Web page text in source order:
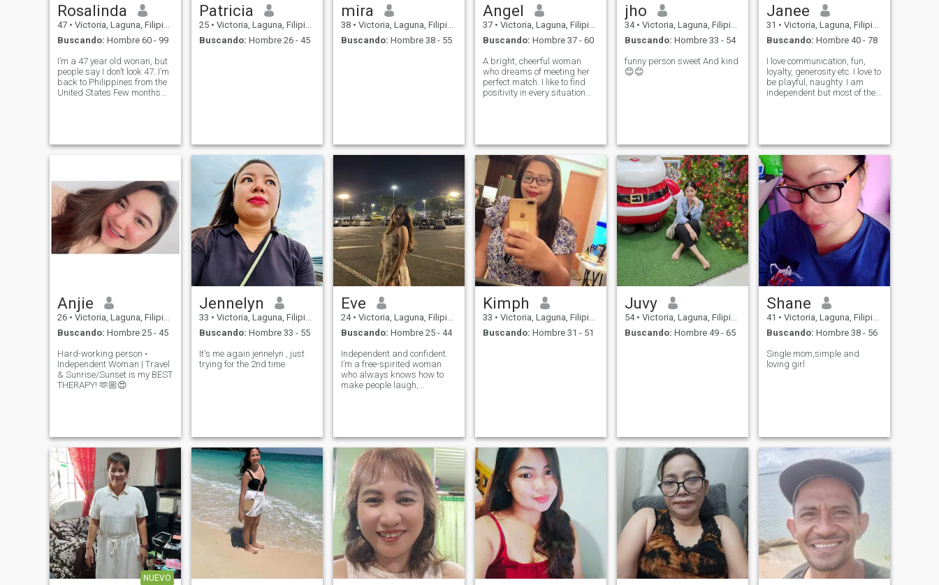
Rosalinda
47 • Victoria, Laguna, Filipinas
Buscando: Hombre 60 - 99
I’m a 47 year old wonan, but
people say I don’t look 47..I’m
back to Philippines from the
United States Few months
make you happy, sho
Patricia
25 • Victoria, Laguna, Filipinas
Buscando: Hombre 26 - 45
mira
38 • Victoria, Laguna, Filipinas
Buscando: Hombre 38 - 55
Angel
37 • Victoria, Laguna, Filipinas
Buscando: Hombre 37 - 60
A bright, cheerful woman
who dreams of meeting her
perfect match. I like to find
positivity in every situation
give my warmth and delight
hi
jho
34 • Victoria, Laguna, Filipinas
Buscando: Hombre 33 - 54
funny person sweet And kind
😊😊
Janee
31 • Victoria, Laguna, Filipinas
Buscando: Hombre 40 - 78
I love communication, fun,
loyalty, generosity etc. I love to
be playful, naughty. I am
independent but most of the
Anjie
26 • Victoria, Laguna, Filipinas
Buscando: Hombre 25 - 45
Hard-working person •
Independent Woman | Travel
& Sunrise/Sunset is my BEST
THERAPY! 🫶🏼😍
Jennelyn
33 • Victoria, Laguna, Filipinas
Buscando: Hombre 33 - 55
It's me again jennelyn , just
trying for the 2nd time
Eve
24 • Victoria, Laguna, Filipinas
Buscando: Hombre 25 - 44
Independent and confident.
I’m a free-spirited woman
who always knows how to
make people laugh,
Kimph
33 • Victoria, Laguna, Filipinas
Buscando: Hombre 31 - 51
Juvy
54 • Victoria, Laguna, Filipinas
Buscando: Hombre 49 - 65
Shane
41 • Victoria, Laguna, Filipinas
Buscando: Hombre 38 - 56
Single mom,simple and
loving girl
NUEVO